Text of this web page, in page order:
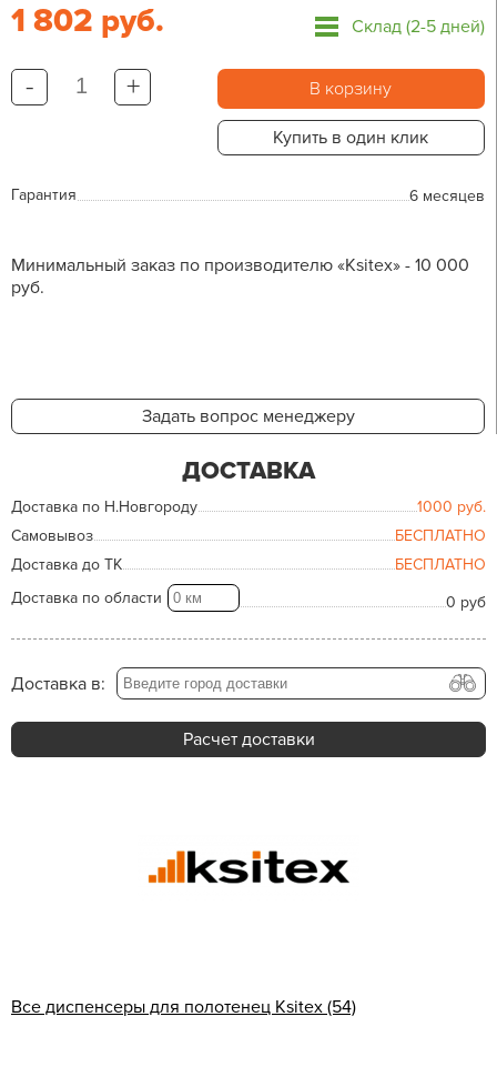
1 802 руб. Склад (2-5 дней)
- + В корзину
Купить в один клик
Гарантия 6 месяцев
Минимальный заказ по производителю «Ksitex» - 10 000
руб.
Задать вопрос менеджеру
ДОСТАВКА
Доставка по Н.Новгороду 1000 руб.
Самовывоз
БЕСПЛАТНО
Доставка до ТК
БЕСПЛАТНО
Доставка по области
0 руб
Доставка в:
Расчет доставки
Все диспенсеры для полотенец Ksitex (54)